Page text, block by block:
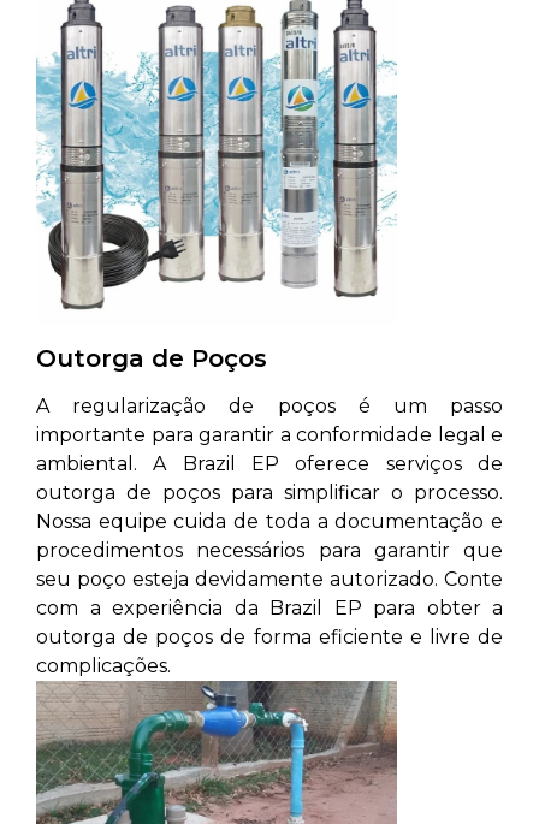
Outorga de Poços
A regularização de poços é um passo
importante para garantir a conformidade legal e
ambiental. A Brazil EP oferece serviços de
outorga de poços para simplificar o processo.
Nossa equipe cuida de toda a documentação e
procedimentos necessários para garantir que
seu poço esteja devidamente autorizado. Conte
com a experiência da Brazil EP para obter a
outorga de poços de forma eficiente e livre de
complicações.